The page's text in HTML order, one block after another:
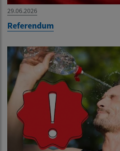
29.06.2026
Referendum